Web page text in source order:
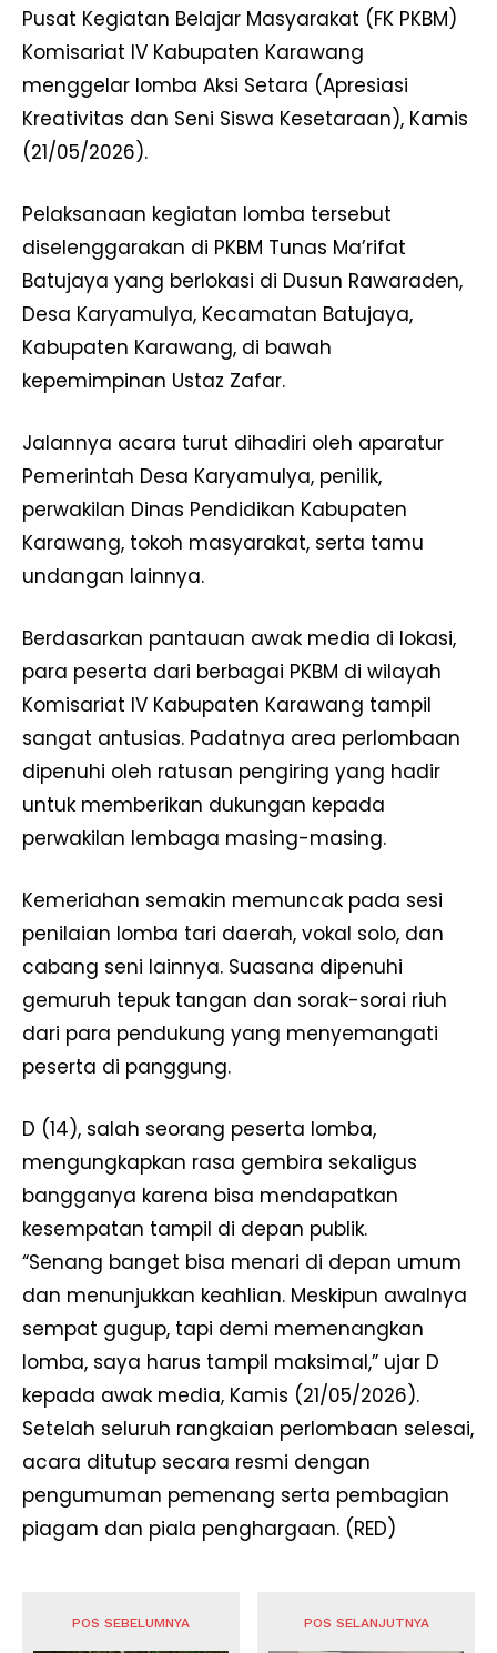
Pusat Kegiatan Belajar Masyarakat (FK PKBM)
Komisariat IV Kabupaten Karawang
menggelar lomba Aksi Setara (Apresiasi
Kreativitas dan Seni Siswa Kesetaraan), Kamis
(21/05/2026).
Pelaksanaan kegiatan lomba tersebut
diselenggarakan di PKBM Tunas Ma’rifat
Batujaya yang berlokasi di Dusun Rawaraden,
Desa Karyamulya, Kecamatan Batujaya,
Kabupaten Karawang, di bawah
kepemimpinan Ustaz Zafar.
Jalannya acara turut dihadiri oleh aparatur
Pemerintah Desa Karyamulya, penilik,
perwakilan Dinas Pendidikan Kabupaten
Karawang, tokoh masyarakat, serta tamu
undangan lainnya.
Berdasarkan pantauan awak media di lokasi,
para peserta dari berbagai PKBM di wilayah
Komisariat IV Kabupaten Karawang tampil
sangat antusias. Padatnya area perlombaan
dipenuhi oleh ratusan pengiring yang hadir
untuk memberikan dukungan kepada
perwakilan lembaga masing-masing.
Kemeriahan semakin memuncak pada sesi
penilaian lomba tari daerah, vokal solo, dan
cabang seni lainnya. Suasana dipenuhi
gemuruh tepuk tangan dan sorak-sorai riuh
dari para pendukung yang menyemangati
peserta di panggung.
D (14), salah seorang peserta lomba,
mengungkapkan rasa gembira sekaligus
bangganya karena bisa mendapatkan
kesempatan tampil di depan publik.
“Senang banget bisa menari di depan umum
dan menunjukkan keahlian. Meskipun awalnya
sempat gugup, tapi demi memenangkan
lomba, saya harus tampil maksimal,” ujar D
kepada awak media, Kamis (21/05/2026).
Setelah seluruh rangkaian perlombaan selesai,
acara ditutup secara resmi dengan
pengumuman pemenang serta pembagian
piagam dan piala penghargaan. (RED)
POS SEBELUMNYA POS SELANJUTNYA